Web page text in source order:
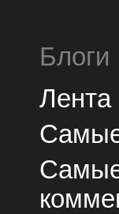
Блоги
Лента